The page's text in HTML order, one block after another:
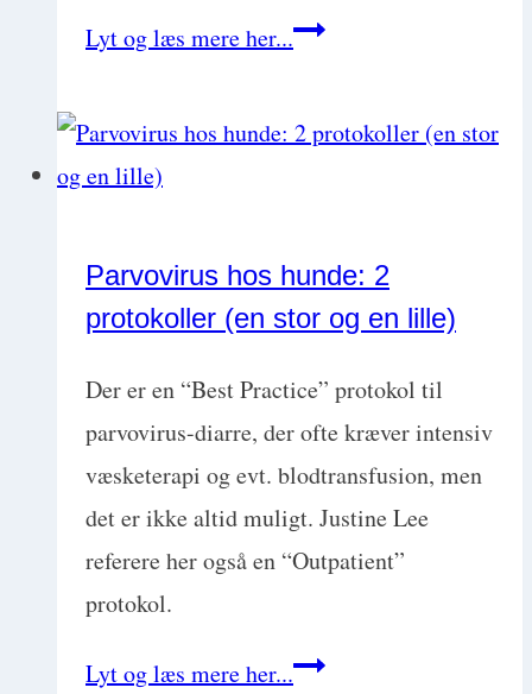
Lyt og læs mere her...Få
i
der
betyder
noget
[inkl.
skabelon!]
Parvovirus hos hunde: 2
protokoller (en stor og en lille)
Der er en “Best Practice” protokol til
parvovirus-diarre, der ofte kræver intensiv
væsketerapi og evt. blodtransfusion, men
det er ikke altid muligt. Justine Lee
referere her også en “Outpatient”
protokol.
Lyt og læs mere her...Parvovirus